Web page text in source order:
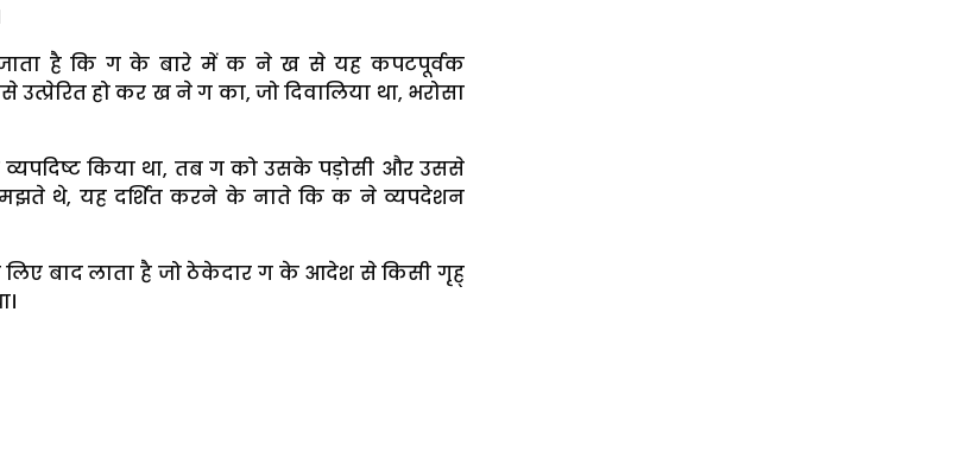
जाता है कि ग के बारे में क ने ख से यह कपटपूर्वक
हो कर ख ने ग का, जो दिवालिया था, भरोसा
किया था, तब ग को उसके पड़ोसी और उससे
समझते थे, यह दर्शित करने के नाते कि क ने व्यपदेशन
बाद लाता है जो ठेकेदार ग के आदेश से किसी गृह्